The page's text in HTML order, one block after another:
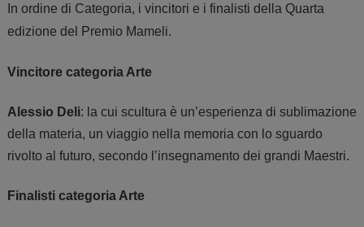
In ordine di Categoria, i vincitori e i finalisti della Quarta
edizione del Premio Mameli.
Vincitore categoria Arte
Alessio Deli: la cui scultura è un’esperienza di sublimazione
della materia, un viaggio nella memoria con lo sguardo
rivolto al futuro, secondo l’insegnamento dei grandi Maestri.
Finalisti categoria Arte